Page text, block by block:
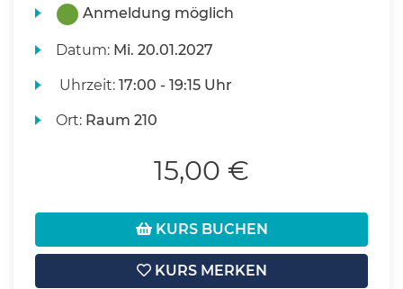
Anmeldung möglich
Datum: Mi. 20.01.2027
Uhrzeit:17:00 - 19:15 Uhr
Ort: Raum 210
15,00 €
KURS BUCHEN
KURS MERKEN